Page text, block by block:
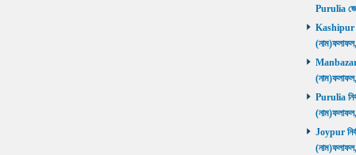
Purulia
Kashipur
Manbazar
Purulia
Joypur